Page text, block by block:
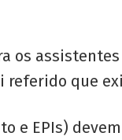
referido que
e EPIs)